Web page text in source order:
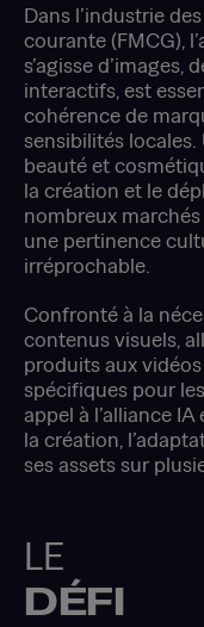
Dans l’industrie
courante (FMCG),
s’agisse
interactifs, est
cohérence de
sensibilités
beauté et
la création et le
nombreux
une pertinence
irréprochable.
Confronté à la
contenus visuels,
produits aux
spécifiques pour
appel à l’alliance
la création,
ses assets sur
LE
DÉFI